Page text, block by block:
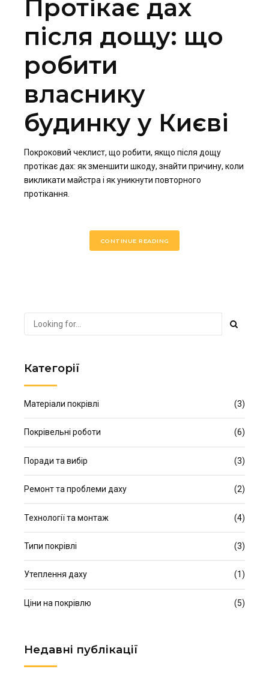
Протікає дах
після дощу: що
робити
власнику
будинку у Києві
Покроковий чеклист, що робити, якщо після дощу
протікає дах: як зменшити шкоду, знайти причину, коли
викликати майстра і як уникнути повторного
протікання.
CONTINUE READING
Категорії
Матеріали покрівлі (3)
Покрівельні роботи (6)
Поради та вибір (3)
Ремонт та проблеми даху (2)
Технології та монтаж (4)
Типи покрівлі (3)
Утеплення даху (1)
Ціни на покрівлю (5)
Недавні публікації